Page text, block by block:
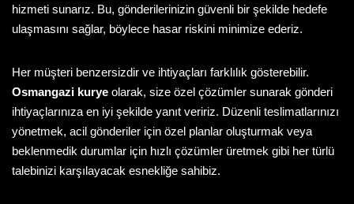
hizmeti sunarız. Bu, gönderilerinizin güvenli bir şekilde hedefe
ulaşmasını sağlar, böylece hasar riskini minimize ederiz.
Her müşteri benzersizdir ve ihtiyaçları farklılık gösterebilir.
Osmangazi kurye olarak, size özel çözümler sunarak gönderi
ihtiyaçlarınıza en iyi şekilde yanıt veririz. Düzenli teslimatlarınızı
yönetmek, acil gönderiler için özel planlar oluşturmak veya
beklenmedik durumlar için hızlı çözümler üretmek gibi her türlü
talebinizi karşılayacak esnekliğe sahibiz.